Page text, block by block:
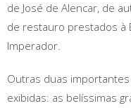
de José de Alencar, de
de restauro prestados à
Imperador.
Outras duas
exibidas: as belíssimas